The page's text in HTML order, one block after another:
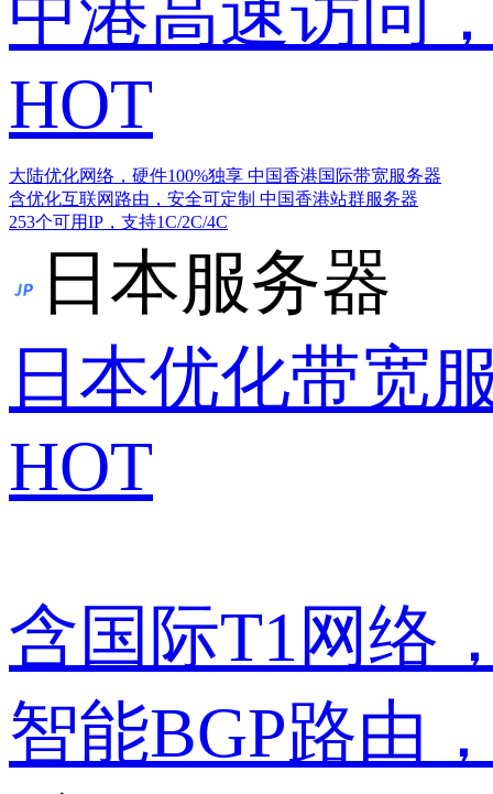
中港高速访问
HOT
大陆优化网络，硬件100%独享 中国香港国际带宽服务器
含优化互联网路由，安全可定制 中国香港站群服务器
253个可用IP，支持1C/2C/4C
日本服务器
日本优化带宽
HOT
含国际T1网络
智能BGP路由